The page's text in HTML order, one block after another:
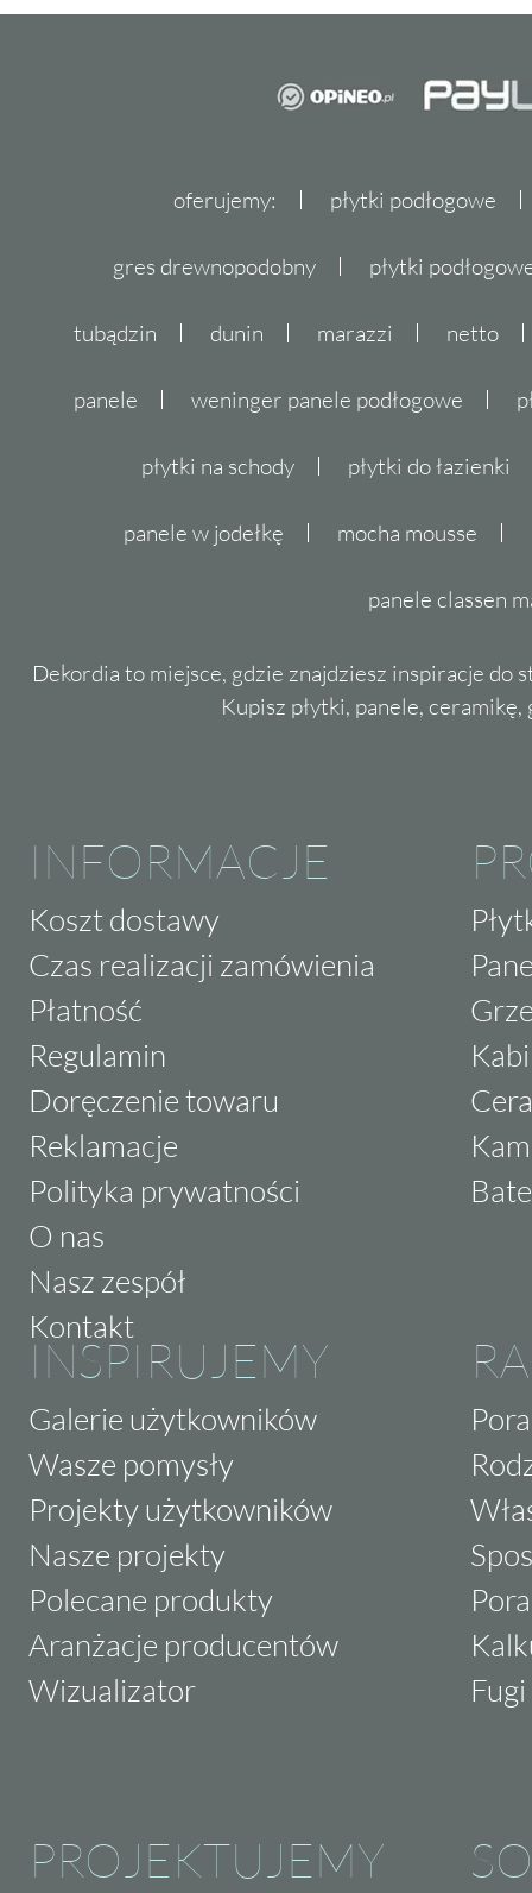
oferujemy: płytki podłogowe
gres drewnopodobny płytki
tubądzin dunin marazzi netto
panele weninger panele podłogowe
płytki na schody płytki do łazienki
panele w jodełkę mocha mousse
panele classen
Dekordia to miejsce, gdzie znajdziesz inspiracje do
Kupisz płytki, panele,
INFORMACJE
Koszt dostawy
Czas realizacji zamówienia
Płatność
Regulamin
Doręczenie towaru
Reklamacje
Polityka prywatności
O nas
Nasz zespół
Kontakt
INSPIRUJEMY
Galerie użytkowników
Wasze pomysły
Projekty użytkowników
Nasze projekty
Polecane produkty
Aranżacje producentów
Wizualizator
PROJEKTUJEMY